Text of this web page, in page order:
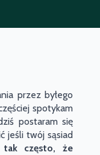
przez byłego
spotykam
postaram się
jeśli twój sąsiad
często, że